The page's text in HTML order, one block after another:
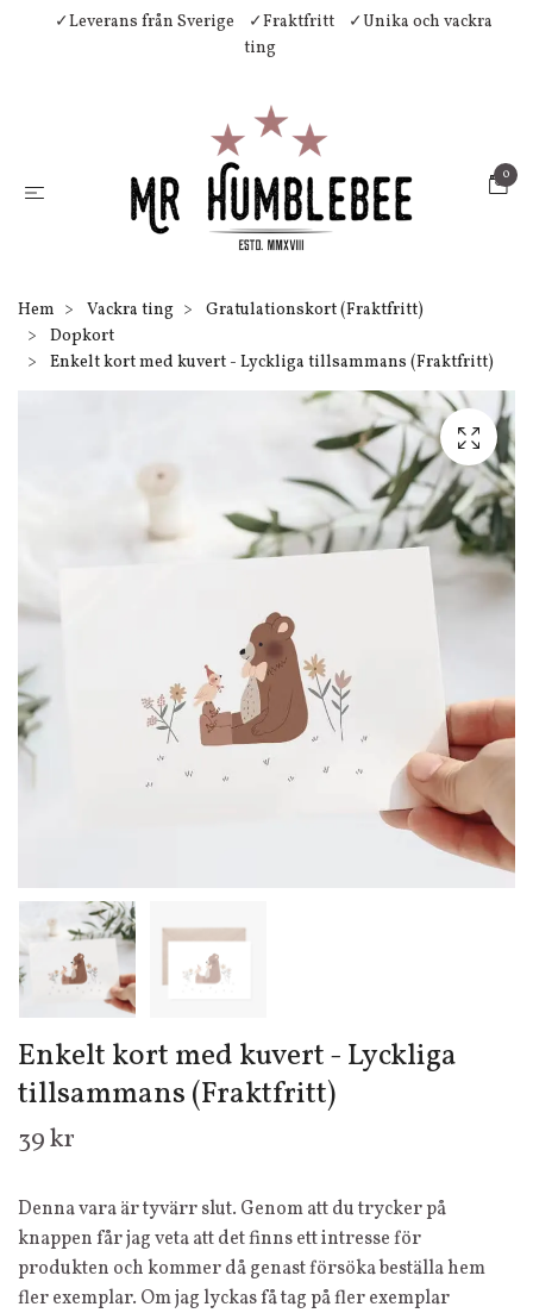
✓Leverans från Sverige ✓Fraktfritt
✓Unika och vackra
ting
0
Hem Vackra ting
Gratulationskort (Fraktfritt)
Dopkort
Enkelt kort med kuvert - Lyckliga tillsammans (Fraktfritt)
Enkelt kort med kuvert - Lyckliga
tillsammans (Fraktfritt)
39 kr
Denna vara är tyvärr slut. Genom att du trycker på
knappen får jag veta att det finns ett intresse för
produkten och kommer då genast försöka beställa hem
fler exemplar. Om jag lyckas få tag på fler exemplar